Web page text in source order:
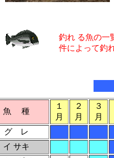
釣れ る魚の一
件によって釣
魚 種
１
月
２
月
３
月
グ レ
イ サキ